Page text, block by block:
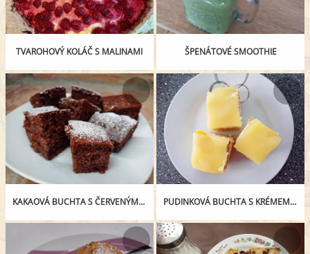
TVAROHOVÝ KOLÁČ S MALINAMI ŠPENÁTOVÉ SMOOTHIE
KAKAOVÁ BUCHTA S ČERVENÝM RYBÍZEM PUDINKOVÁ BUCHTA S KRÉMEM A OVOCEM